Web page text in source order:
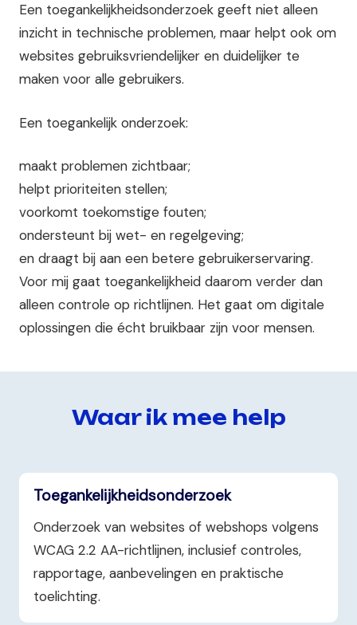
Een toegankelijkheidsonderzoek geeft niet alleen
inzicht in technische problemen, maar helpt ook om
websites gebruiksvriendelijker en duidelijker te
maken voor alle gebruikers.
Een toegankelijk onderzoek:
maakt problemen zichtbaar;
helpt prioriteiten stellen;
voorkomt toekomstige fouten;
ondersteunt bij wet- en regelgeving;
en draagt bij aan een betere gebruikerservaring.
Voor mij gaat toegankelijkheid daarom verder dan
alleen controle op richtlijnen. Het gaat om digitale
oplossingen die écht bruikbaar zijn voor mensen.
Waar ik mee help
Toegankelijkheidsonderzoek
Onderzoek van websites of webshops volgens
WCAG 2.2 AA-richtlijnen, inclusief controles,
rapportage, aanbevelingen en praktische
toelichting.